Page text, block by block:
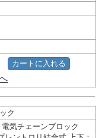
カートに入れる
ク
気チェーンブロック